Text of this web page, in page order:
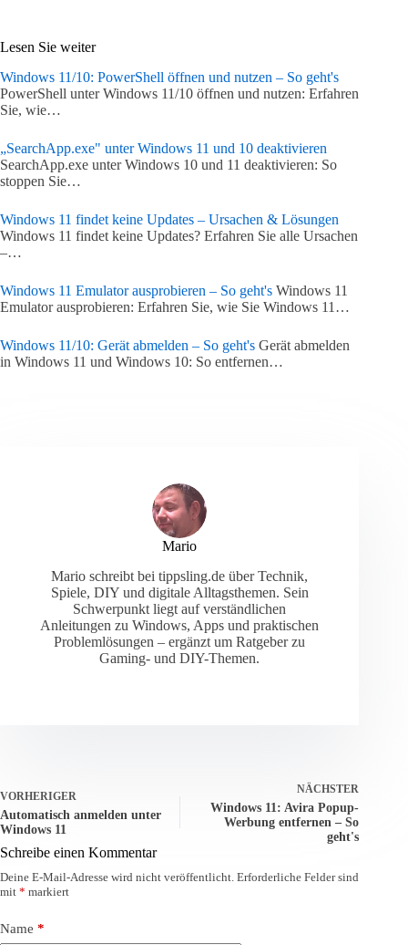
Lesen Sie weiter
Windows 11/10: PowerShell öffnen und nutzen – So geht's
PowerShell unter Windows 11/10 öffnen und nutzen: Erfahren
Sie, wie…
„SearchApp.exe" unter Windows 11 und 10 deaktivieren
SearchApp.exe unter Windows 10 und 11 deaktivieren: So
stoppen Sie…
Windows 11 findet keine Updates – Ursachen & Lösungen
Windows 11 findet keine Updates? Erfahren Sie alle Ursachen
–…
Windows 11 Emulator ausprobieren – So geht's Windows 11
Emulator ausprobieren: Erfahren Sie, wie Sie Windows 11…
Windows 11/10: Gerät abmelden – So geht's Gerät abmelden
in Windows 11 und Windows 10: So entfernen…
Mario
Mario schreibt bei tippsling.de über Technik,
Spiele, DIY und digitale Alltagsthemen. Sein
Schwerpunkt liegt auf verständlichen
Anleitungen zu Windows, Apps und praktischen
Problemlösungen – ergänzt um Ratgeber zu
Gaming- und DIY-Themen.
VORHERIGER
Automatisch anmelden unter
Windows 11
NÄCHSTER
Windows 11: Avira Popup-
Werbung entfernen – So
geht's
Schreibe einen Kommentar
Deine E-Mail-Adresse wird nicht veröffentlicht. Erforderliche Felder sind
mit * markiert
Name *